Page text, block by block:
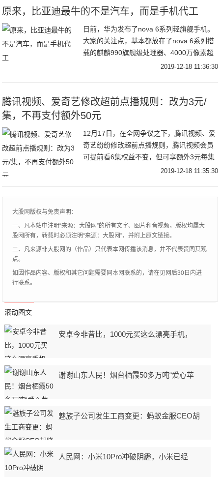
原来，比亚迪最牛的不是汽车，而是手机代工
日前，华为发布了nova 6系列轻旗舰手机。
大家的关注点，基本都放在了nova 6系列搭
载的麒麟990旗舰级处理器、4000万像素超
感光主摄+800万像素3倍光学变焦镜头+800
2019-12-18 11:36:30
腾讯视频、爱奇艺修改超前点播规则：改为3元/
集，不再支付额外50元
12月17日，在全网争议之下，腾讯视频、爱
奇艺纷纷修改超前点播规则，腾讯视频会员
可提前看6集权益不变，但可享额外3元每集
的超前点播权，不再是支付额外50元观看6
2019-12-18 11:35:30
大股网版权与免责声明：
一、凡本站中注明“来源：大股网”的所有文字、图片和音视频，版权均属大
股网所有，转载时必须注明“来源：大股网”，并附上原文链接。
二、凡来源非大股网的（作品）只代表本网传播该消息，并不代表赞同其观
点。
如因作品内容、版权和其它问题需要同本网联系的，请在见网后30日内进
行联系。
滚动图文
安卓今非昔比，1000元买这么漂亮手机，
谢谢山东人民！烟台栖霞50多万吨“爱心苹
魅族子公司发生工商变更：蚂蚁金服CEO胡
人民网：小米10Pro冲破阴霾，小米已经